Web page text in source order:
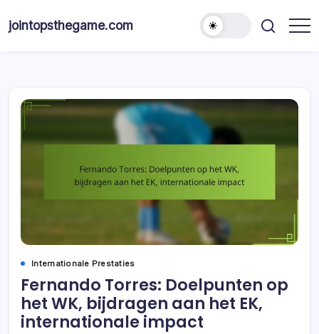
jointopsthegame.com
Internationale Prestaties
Fernando Torres: Doelpunten op
het WK, bijdragen aan het EK,
internationale impact